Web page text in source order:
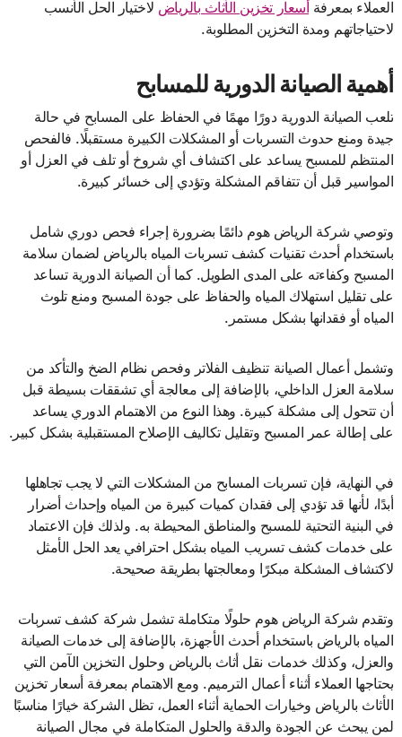
العملاء بمعرفة أسعار تخزين الأثاث بالرياض لاختيار الحل الأنسب
لاحتياجاتهم ومدة التخزين المطلوبة.
أهمية الصيانة الدورية للمسابح
تلعب الصيانة الدورية دورًا مهمًا في الحفاظ على المسابح في حالة
جيدة ومنع حدوث التسربات أو المشكلات الكبيرة مستقبلًا. فالفحص
المنتظم للمسبح يساعد على اكتشاف أي شروخ أو تلف في العزل أو
المواسير قبل أن تتفاقم المشكلة وتؤدي إلى خسائر كبيرة.
وتوصي شركة الرياض هوم دائمًا بضرورة إجراء فحص دوري شامل
باستخدام أحدث تقنيات كشف تسربات المياه بالرياض لضمان سلامة
المسبح وكفاءته على المدى الطويل. كما أن الصيانة الدورية تساعد
على تقليل استهلاك المياه والحفاظ على جودة المسبح ومنع تلوث
المياه أو فقدانها بشكل مستمر.
وتشمل أعمال الصيانة تنظيف الفلاتر وفحص نظام الضخ والتأكد من
سلامة العزل الداخلي، بالإضافة إلى معالجة أي تشققات بسيطة قبل
أن تتحول إلى مشكلة كبيرة. وهذا النوع من الاهتمام الدوري يساعد
على إطالة عمر المسبح وتقليل تكاليف الإصلاح المستقبلية بشكل كبير.
في النهاية، فإن تسربات المسابح من المشكلات التي لا يجب تجاهلها
أبدًا، لأنها قد تؤدي إلى فقدان كميات كبيرة من المياه وإحداث أضرار
في البنية التحتية للمسبح والمناطق المحيطة به. ولذلك فإن الاعتماد
على خدمات كشف تسريب المياه بشكل احترافي يعد الحل الأمثل
لاكتشاف المشكلة مبكرًا ومعالجتها بطريقة صحيحة.
وتقدم شركة الرياض هوم حلولًا متكاملة تشمل شركة كشف تسربات
المياه بالرياض باستخدام أحدث الأجهزة، بالإضافة إلى خدمات الصيانة
والعزل، وكذلك خدمات نقل أثاث بالرياض وحلول التخزين الآمن التي
يحتاجها العملاء أثناء أعمال الترميم. ومع الاهتمام بمعرفة أسعار تخزين
الأثاث بالرياض وخيارات الحماية أثناء العمل، تظل الشركة خيارًا مناسبًا
لمن يبحث عن الجودة والدقة والحلول المتكاملة في مجال الصيانة